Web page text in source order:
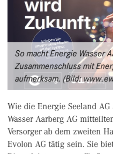
So macht Energie Wasser
Zusammenschluss mit
aufmerksam. (Bild:
Wie die Energie Seeland
Wasser Aarberg AG
Versorger ab dem zweiten
Evolon AG tätig sein. Sie